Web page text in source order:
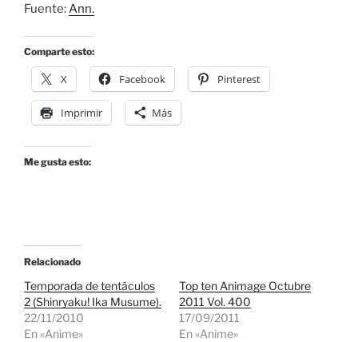
Fuente:Ann.
Comparte esto:
X Facebook Pinterest
Imprimir Más
Me gusta esto:
Relacionado
Temporada de tentáculos
2 (Shinryaku! Ika Musume).
22/11/2010
En «Anime»
Top ten Animage Octubre
2011 Vol. 400
17/09/2011
En «Anime»